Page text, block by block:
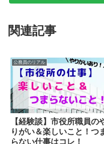
関連記事
公務員のリアル
【経験談】市役所職員の
りがい＆楽しいこと！つ
らない仕事はコレ！